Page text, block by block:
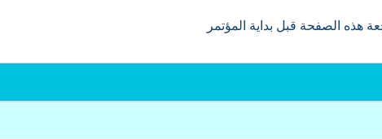
هذه الصفحة قبل بداية المؤتمر